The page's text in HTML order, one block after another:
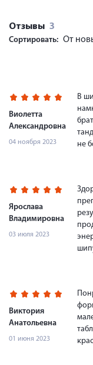
Отзывы 3
Сортировать: От
Виолетта
Александровна
04 ноября 2023
В
не
Ярослава
Владимировна
03 июля 2023
Виктория
Анатольевна
01 июня 2023